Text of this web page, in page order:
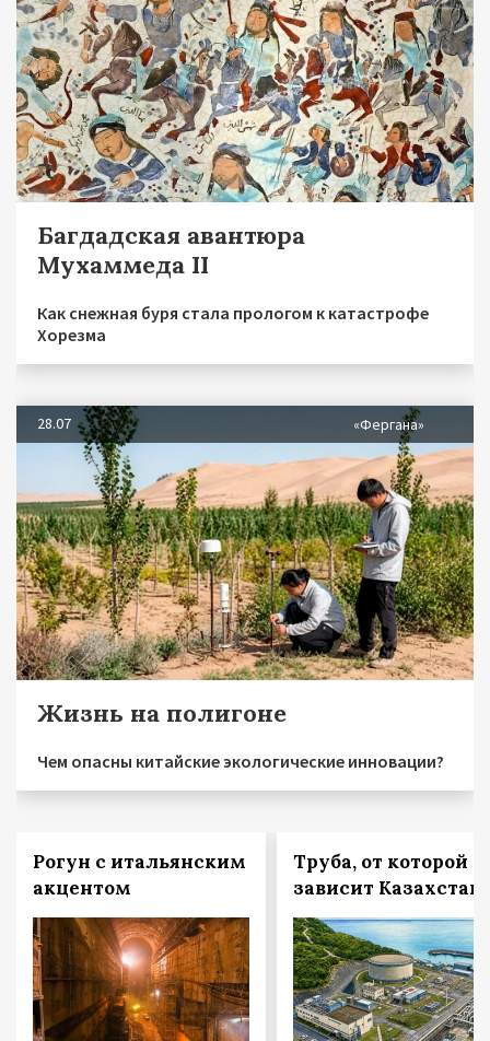
Багдадская авантюра
Мухаммеда II
Как снежная буря стала прологом к катастрофе
Хорезма
28.07 «Фергана»
Жизнь на полигоне
Чем опасны китайские экологические инновации?
Рогун с итальянским
акцентом
Труба, от которой
зависит Казахстан